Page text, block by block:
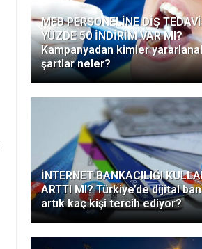
MEB PERSONELİNE DİŞ
YÜZDE 50 İNDİRİM VAR MI?
Kampanyadan kimler
şartlar neler?
İNTERNET BANKACILIĞI
ARTTI MI? Türkiye’de dijital
artık kaç kişi tercih ediyor?